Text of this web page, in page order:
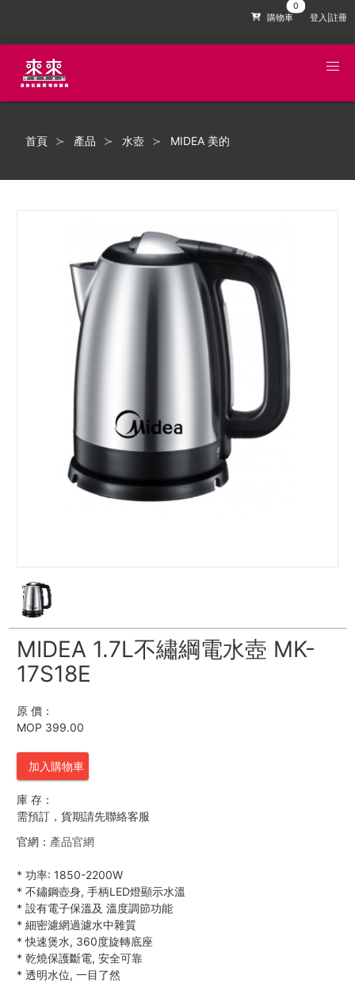
購物車 登入|註冊
首頁 產品 水壺 MIDEA 美的
MIDEA 1.7L不繡綱電水壺 MK-
17S18E
原 價：
MOP 399.00
加入購物車
庫 存：
需預訂，貨期請先聯絡客服
官網： 產品官網
* 功率: 1850-2200W
* 不鏽鋼壺身, 手柄LED燈顯示水溫
* 設有電子保溫及 溫度調節功能
* 細密濾網過濾水中雜質
* 快速煲水, 360度旋轉底座
* 乾燒保護斷電, 安全可靠
* 透明水位, 一目了然